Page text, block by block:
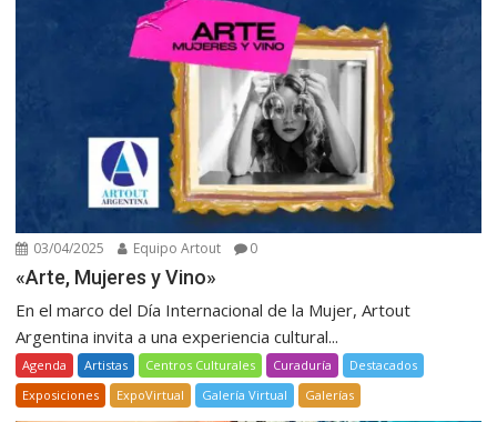
03/04/2025 Equipo Artout 0
«Arte, Mujeres y Vino»
En el marco del Día Internacional de la Mujer, Artout
Argentina invita a una experiencia cultural...
Agenda Artistas Centros Culturales Curaduría
Destacados
Exposiciones
ExpoVirtual Galería Virtual Galerías